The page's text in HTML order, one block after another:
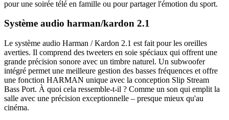
pour une soirée télé en famille ou pour partager l'émotion du sport.
Système audio harman/kardon 2.1
Le système audio Harman / Kardon 2.1 est fait pour les oreilles
averties. Il comprend des tweeters en soie spéciaux qui offrent une
grande précision sonore avec un timbre naturel. Un subwoofer
intégré permet une meilleure gestion des basses fréquences et offre
une fonction HARMAN unique avec la conception Slip Stream
Bass Port. À quoi cela ressemble-t-il ? Comme un son qui emplit la
salle avec une précision exceptionnelle – presque mieux qu'au
cinéma.